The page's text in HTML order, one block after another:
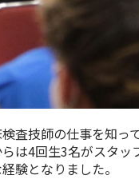
査技師の仕事を知っ
は4回生3名がスタッ
験となりました。